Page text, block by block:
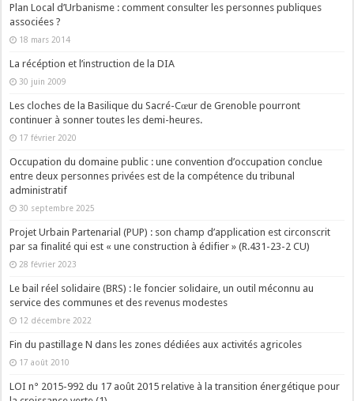
Plan Local d’Urbanisme : comment consulter les personnes publiques
associées ?
18 mars 2014
La récéption et l’instruction de la DIA
30 juin 2009
Les cloches de la Basilique du Sacré-Cœur de Grenoble pourront
continuer à sonner toutes les demi-heures.
17 février 2020
Occupation du domaine public : une convention d’occupation conclue
entre deux personnes privées est de la compétence du tribunal
administratif
30 septembre 2025
Projet Urbain Partenarial (PUP) : son champ d’application est circonscrit
par sa finalité qui est « une construction à édifier » (R.431-23-2 CU)
28 février 2023
Le bail réel solidaire (BRS) : le foncier solidaire, un outil méconnu au
service des communes et des revenus modestes
12 décembre 2022
Fin du pastillage N dans les zones dédiées aux activités agricoles
17 août 2010
LOI n° 2015-992 du 17 août 2015 relative à la transition énergétique pour